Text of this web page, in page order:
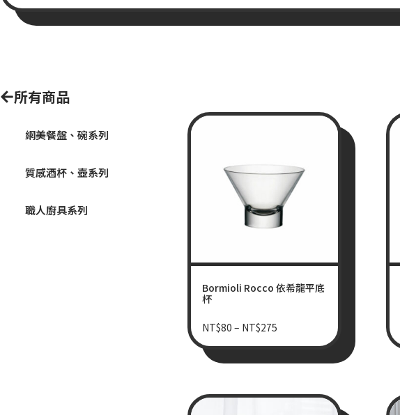
所有商品
網美餐盤、碗系列
質感酒杯、壺系列
職人廚具系列
Bormioli Rocco 依希龍平底
杯
NT$80 – NT$275